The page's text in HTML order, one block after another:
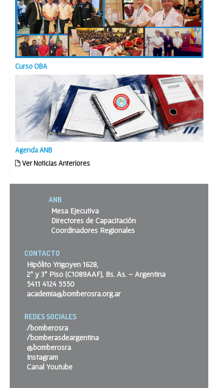
Curso OBA
Agenda ANB
Ver Noticias Anteriores
ANB
Mesa Ejecutiva
Directores de Capacitación
Coordinadores Regionales
CONTACTO
Hipólito Yrigoyen 1628,
2º y 3º Piso (C1089AAF), Bs. As. – Argentina
5411 4124 5550
academia@bomberosra.org.ar
REDES SOCIALES
/bomberosra
/bomberasdeargentina
@bomberosra
Instagram
Canal Youtube